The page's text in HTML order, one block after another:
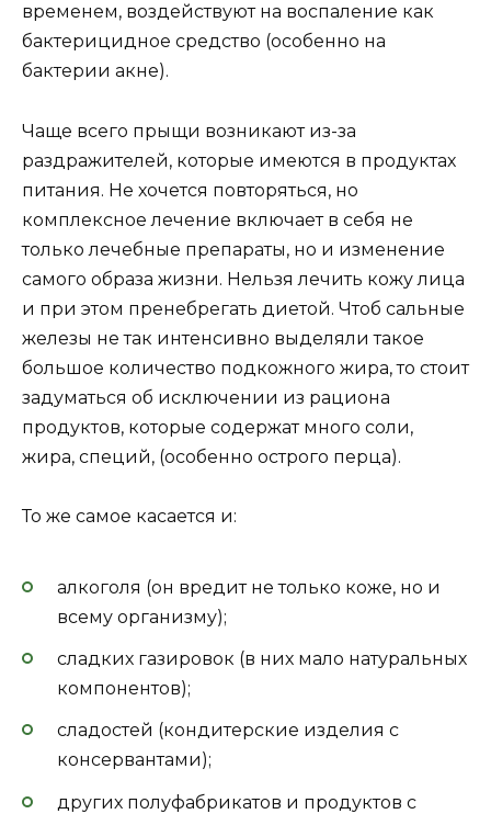
временем, воздействуют на воспаление как
бактерицидное средство (особенно на
бактерии акне).
Чаще всего прыщи возникают из-за
раздражителей, которые имеются в продуктах
питания. Не хочется повторяться, но
комплексное лечение включает в себя не
только лечебные препараты, но и изменение
самого образа жизни. Нельзя лечить кожу лица
и при этом пренебрегать диетой. Чтоб сальные
железы не так интенсивно выделяли такое
большое количество подкожного жира, то стоит
задуматься об исключении из рациона
продуктов, которые содержат много соли,
жира, специй, (особенно острого перца).
То же самое касается и:
алкоголя (он вредит не только коже, но и
всему организму);
сладких газировок (в них мало натуральных
компонентов);
сладостей (кондитерские изделия с
консервантами);
других полуфабрикатов и продуктов с